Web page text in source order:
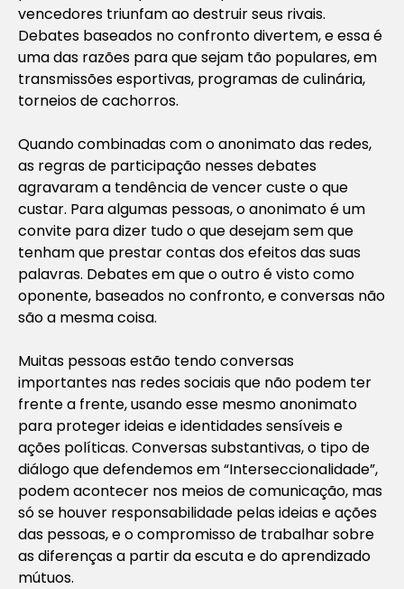
vencedores triunfam ao destruir seus rivais.
Debates baseados no confronto divertem, e essa é
uma das razões para que sejam tão populares, em
transmissões esportivas, programas de culinária,
torneios de cachorros.
Quando combinadas com o anonimato das redes,
as regras de participação nesses debates
agravaram a tendência de vencer custe o que
custar. Para algumas pessoas, o anonimato é um
convite para dizer tudo o que desejam sem que
tenham que prestar contas dos efeitos das suas
palavras. Debates em que o outro é visto como
oponente, baseados no confronto, e conversas não
são a mesma coisa.
Muitas pessoas estão tendo conversas
importantes nas redes sociais que não podem ter
frente a frente, usando esse mesmo anonimato
para proteger ideias e identidades sensíveis e
ações políticas. Conversas substantivas, o tipo de
diálogo que defendemos em “Interseccionalidade”,
podem acontecer nos meios de comunicação, mas
só se houver responsabilidade pelas ideias e ações
das pessoas, e o compromisso de trabalhar sobre
as diferenças a partir da escuta e do aprendizado
mútuos.